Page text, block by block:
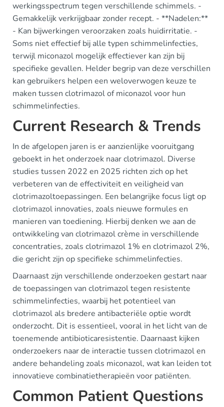
werkingsspectrum tegen verschillende schimmels. -
Gemakkelijk verkrijgbaar zonder recept. - **Nadelen:**
- Kan bijwerkingen veroorzaken zoals huidirritatie. -
Soms niet effectief bij alle typen schimmelinfecties,
terwijl miconazol mogelijk effectiever kan zijn bij
specifieke gevallen. Helder begrip van deze verschillen
kan gebruikers helpen een weloverwogen keuze te
maken tussen clotrimazol of miconazol voor hun
schimmelinfecties.
Current Research & Trends
In de afgelopen jaren is er aanzienlijke vooruitgang
geboekt in het onderzoek naar clotrimazol. Diverse
studies tussen 2022 en 2025 richten zich op het
verbeteren van de effectiviteit en veiligheid van
clotrimazoltoepassingen. Een belangrijke focus ligt op
clotrimazol innovaties, zoals nieuwe formules en
manieren van toediening. Hierbij denken we aan de
ontwikkeling van clotrimazol crème in verschillende
concentraties, zoals clotrimazol 1% en clotrimazol 2%,
die gericht zijn op specifieke schimmelinfecties.
Daarnaast zijn verschillende onderzoeken gestart naar
de toepassingen van clotrimazol tegen resistente
schimmelinfecties, waarbij het potentieel van
clotrimazol als bredere antibacteriële optie wordt
onderzocht. Dit is essentieel, vooral in het licht van de
toenemende antibioticaresistentie. Daarnaast kijken
onderzoekers naar de interactie tussen clotrimazol en
andere behandeling zoals miconazol, wat kan leiden tot
innovatieve combinatietherapieën voor patiënten.
Common Patient Questions